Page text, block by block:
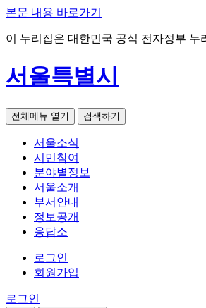
본문 내용 바로가기
이 누리집은 대한민국 공식 전자정부 누
서울특별시
전체메뉴 열기 검색하기
서울소식
시민참여
분야별정보
서울소개
부서안내
정보공개
응답소
로그인
회원가입
로그인